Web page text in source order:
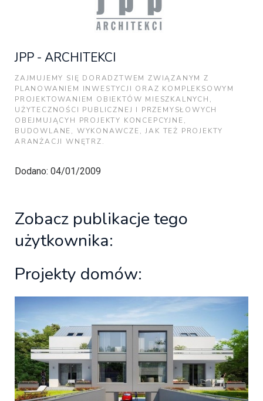
JPP - ARCHITEKCI
ZAJMUJEMY SIĘ DORADZTWEM ZWIĄZANYM Z
PLANOWANIEM INWESTYCJI ORAZ KOMPLEKSOWYM
PROJEKTOWANIEM OBIEKTÓW MIESZKALNYCH,
UŻYTECZNOŚCI PUBLICZNEJ I PRZEMYSŁOWYCH
OBEJMUJĄCYH PROJEKTY KONCEPCYJNE,
BUDOWLANE, WYKONAWCZE, JAK TEŻ PROJEKTY
ARANŻACJI WNĘTRZ.
Dodano: 04/01/2009
Zobacz publikacje tego
użytkownika:
Projekty domów: